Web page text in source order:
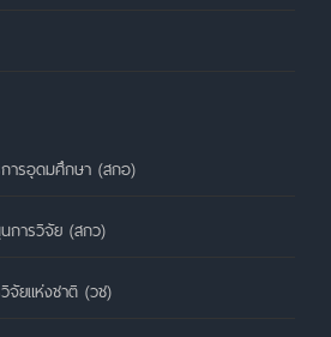
ารอุดมศึกษา (สกอ)
การวิจัย (สกว)
จัยแห่งชาติ (วช)